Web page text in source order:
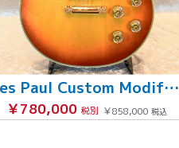
Les Paul Custom Modify '76
￥780,000 税別 ￥858,000 税込